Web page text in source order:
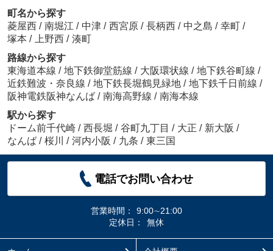
町名から探す
菱屋西 / 南堀江 / 中津 / 西宮原 / 長柄西 / 中之島 / 幸町 /
塚本 / 上野西 / 湊町
路線から探す
東海道本線 / 地下鉄御堂筋線 / 大阪環状線 / 地下鉄谷町線 /
近鉄難波・奈良線 / 地下鉄長堀鶴見緑地 / 地下鉄千日前線 /
阪神電鉄阪神なんば / 南海高野線 / 南海本線
駅から探す
ドーム前千代崎 / 西長堀 / 谷町九丁目 / 大正 / 新大阪 /
なんば / 桜川 / 河内小阪 / 九条 / 東三国
電話でお問い合わせ
営業時間：
9:00∼21:00
定休日：
無休